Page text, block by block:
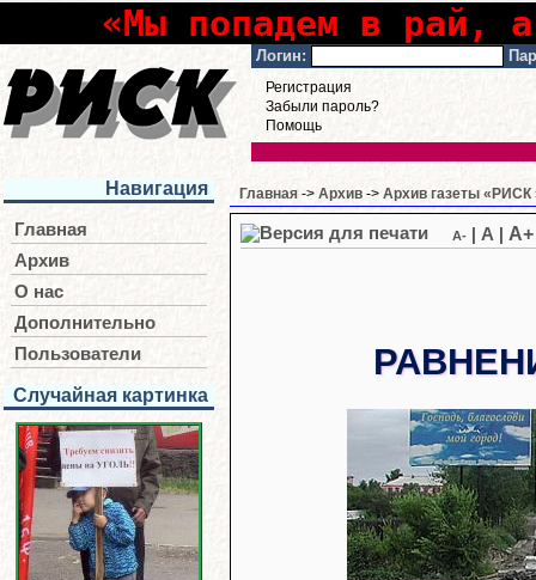
«Мы попадем в рай,
Логин:
Регистрация
Забыли пароль?
Помощь
Навигация
Главная
Архив
О нас
Дополнительно
Пользователи
Случайная картинка
Главная -> Архив -> Архив газеты «РИСК
A- A A+